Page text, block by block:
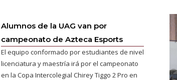
Alumnos de la UAG van por
campeonato de Azteca Esports
El equipo conformado por estudiantes de nivel
licenciatura y maestría irá por el campeonato
en la Copa Intercolegial Chirey Tiggo 2 Pro en